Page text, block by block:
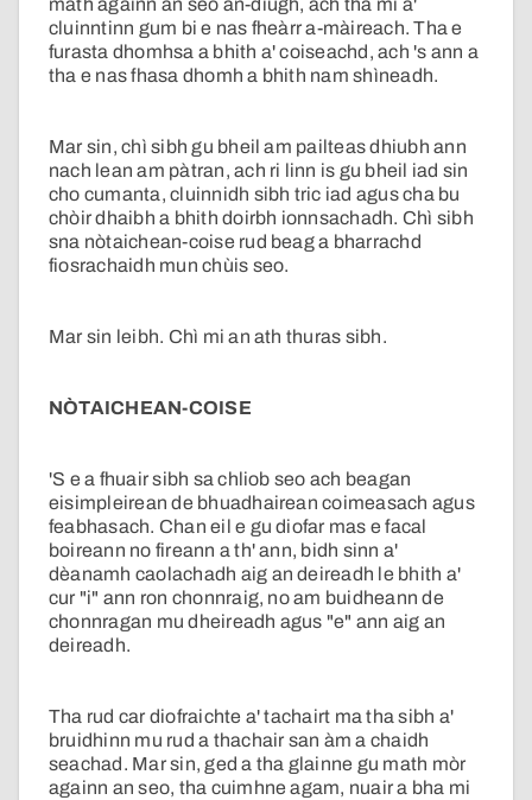
math againn an seo an-diugh, ach tha mi a'
cluinntinn gum bi e nas fheàrr a-màireach. Tha e
furasta dhomhsa a bhith a' coiseachd, ach 's ann a
tha e nas fhasa dhomh a bhith nam shìneadh.
Mar sin, chì sibh gu bheil am pailteas dhiubh ann
nach lean am pàtran, ach ri linn is gu bheil iad sin
cho cumanta, cluinnidh sibh tric iad agus cha bu
chòir dhaibh a bhith doirbh ionnsachadh. Chì sibh
sna nòtaichean-coise rud beag a bharrachd
fiosrachaidh mun chùis seo.
Mar sin leibh. Chì mi an ath thuras sibh.
NÒTAICHEAN-COISE
'S e a fhuair sibh sa chliob seo ach beagan
eisimpleirean de bhuadhairean coimeasach agus
feabhasach. Chan eil e gu diofar mas e facal
boireann no fireann a th' ann, bidh sinn a'
dèanamh caolachadh aig an deireadh le bhith a'
cur "i" ann ron chonnraig, no am buidheann de
chonnragan mu dheireadh agus "e" ann aig an
deireadh.
Tha rud car diofraichte a' tachairt ma tha sibh a'
bruidhinn mu rud a thachair san àm a chaidh
seachad. Mar sin, ged a tha glainne gu math mòr
againn an seo, tha cuimhne agam, nuair a bha mi